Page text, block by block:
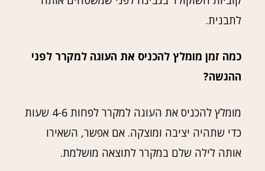
לתבנית.
כמה זמן מומלץ להכניס את העוגה למקרר לפני
ההגשה?
מומלץ להכניס את העוגה למקרר לפחות 4-6 שעות
כדי שתהיה יציבה ומוצקה. אם אפשר, השאירו
אותה לילה שלם במקרר לתוצאה מושלמת.